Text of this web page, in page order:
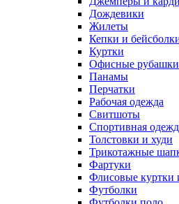
Дождевики
Жилеты
Кепки и
Куртки
Офисные рубашки
Панамы
Перчатки
Рабочая одежда
Свитшоты
Спортивная
Толстовки и худи
Трикотажные
Фартуки
Флисовые куртки
Футболки